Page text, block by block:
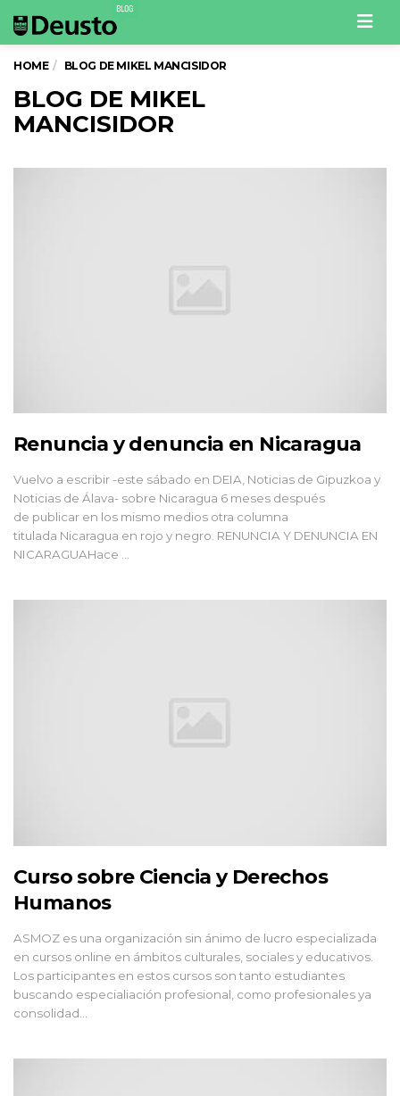
HOME BLOG DE MIKEL MANCISIDOR
BLOG DE MIKEL
MANCISIDOR
Renuncia y denuncia en Nicaragua
Vuelvo a escribir -este sábado en DEIA, Noticias de Gipuzkoa y
Noticias de Álava- sobre Nicaragua 6 meses después
de publicar en los mismo medios otra columna
titulada Nicaragua en rojo y negro. RENUNCIA Y DENUNCIA EN
NICARAGUAHace ...
Curso sobre Ciencia y Derechos
Humanos
ASMOZ es una organización sin ánimo de lucro especializada
en cursos online en ámbitos culturales, sociales y educativos.
Los participantes en estos cursos son tanto estudiantes
buscando especialiación profesional, como profesionales ya
consolidad...